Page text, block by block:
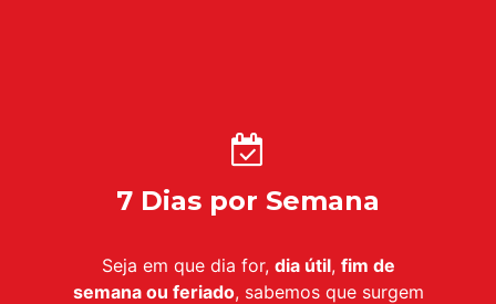
7 Dias por Semana
Seja em que dia for, dia útil, fim de
semana ou feriado, sabemos que surgem